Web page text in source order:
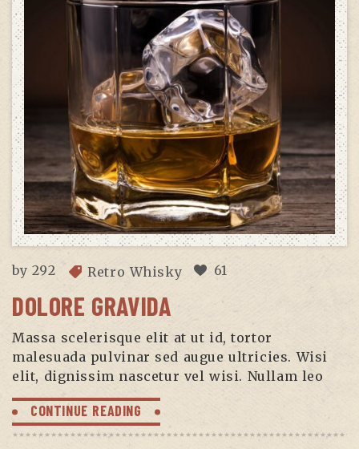
by 292 Retro Whisky 61
DOLORE GRAVIDA
Massa scelerisque elit at ut id, tortor
malesuada pulvinar sed augue ultricies. Wisi
elit, dignissim nascetur vel wisi. Nullam leo
CONTINUE READING